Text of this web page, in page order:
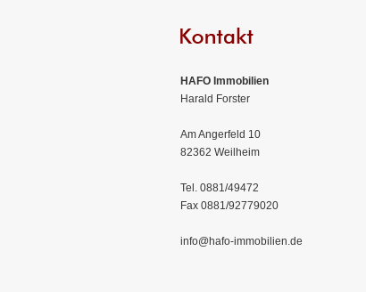
HAFO Immobilien
Harald Forster
Am Angerfeld 10
82362 Weilheim
Tel. 0881/49472
Fax 0881/92779020
info@hafo-immobilien.de